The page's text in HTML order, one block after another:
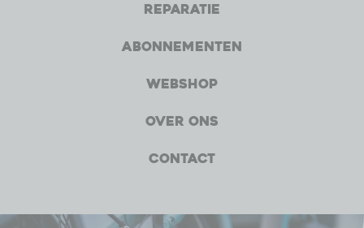
Reparatie
Abonnementen
Webshop
Over ons
Contact